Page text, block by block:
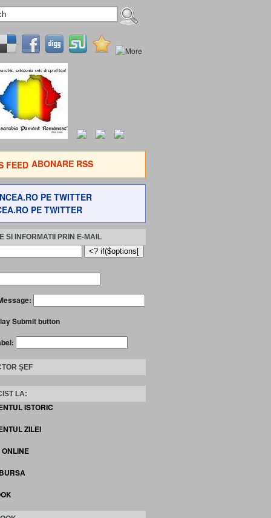
ABONARE RSS
PE TWITTER
SI INFORMATII PRIN E-MAIL
Submit button
ȘEF
LA:
ISTORIC
ZILEI